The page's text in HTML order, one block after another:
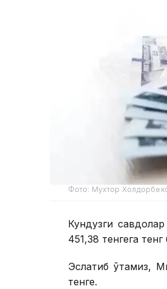
Фото: Мухтор
Кундузги
451,38 тенгега тенг
Эслатиб ўтамиз,
тенге.